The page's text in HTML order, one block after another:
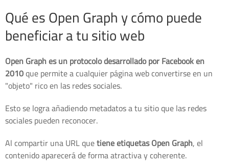
Qué es Open Graph y cómo puede
beneficiar a tu sitio web
Open Graph es un protocolo desarrollado por Facebook en
2010que permite a cualquier página web convertirse en un
"objeto" rico en las redes sociales.
Esto se logra añadiendo metadatos a tu sitio que las redes
sociales pueden reconocer.
Al compartir una URL quetiene etiquetas Open Graph, el
contenido aparecerá de forma atractiva y coherente.